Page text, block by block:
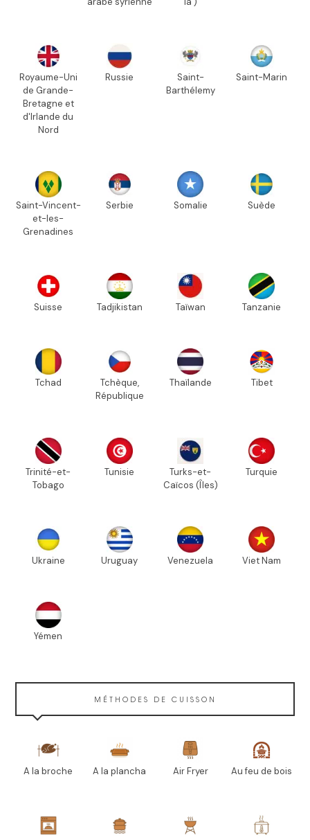
Royaume-Uni
de Grande-
Bretagne et
d'Irlande du
Nord
Russie
Saint-
Barthélemy
Saint-Marin
Saint-Vincent-
et-les-
Grenadines
Serbie Somalie Suède
Suisse Tadjikistan Taïwan Tanzanie
Tchad
Tchèque,
République
Thaïlande Tibet
Trinité-et-
Tobago
Tunisie
Turks-et-
Caïcos (Îles)
Turquie
Ukraine Uruguay Venezuela Viet Nam
Yémen
MÉTHODES DE CUISSON
A la broche A la plancha Air Fryer Au feu de bois